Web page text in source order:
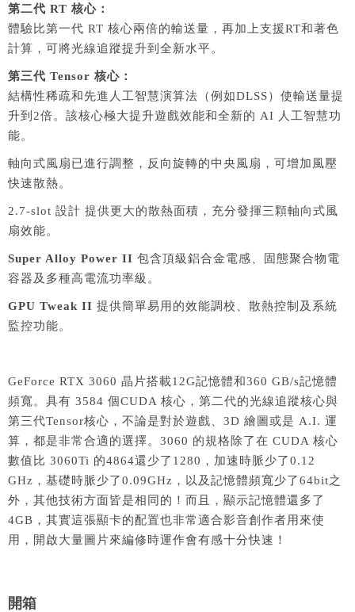
第二代 RT 核心：
體驗比第一代 RT 核心兩倍的輸送量，再加上支援RT和著色
計算，可將光線追蹤提升到全新水平。
第三代 Tensor 核心：
結構性稀疏和先進人工智慧演算法（例如DLSS）使輸送量提
升到2倍。該核心極大提升遊戲效能和全新的 AI 人工智慧功
能。
軸向式風扇已進行調整，反向旋轉的中央風扇，可增加風壓
快速散熱。
2.7-slot 設計 提供更大的散熱面積，充分發揮三顆軸向式風
扇效能。
Super Alloy Power II 包含頂級鋁合金電感、固態聚合物電
容器及多種高電流功率級。
GPU Tweak II 提供簡單易用的效能調校、散熱控制及系統
監控功能。
GeForce RTX 3060 晶片搭載12G記憶體和360 GB/s記憶體
頻寬。具有 3584 個CUDA 核心，第二代的光線追蹤核心與
第三代Tensor核心，不論是對於遊戲、3D 繪圖或是 A.I. 運
算，都是非常合適的選擇。3060 的規格除了在 CUDA 核心
數值比 3060Ti 的4864還少了1280，加速時脈少了0.12
GHz，基礎時脈少了0.09GHz，以及記憶體頻寬少了64bit之
外，其他技術方面皆是相同的！而且，顯示記憶體還多了
4GB，其實這張顯卡的配置也非常適合影音創作者用來使
用，開啟大量圖片來編修時運作會有感十分快速！
開箱